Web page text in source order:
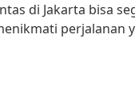
di Jakarta bisa
perjalanan